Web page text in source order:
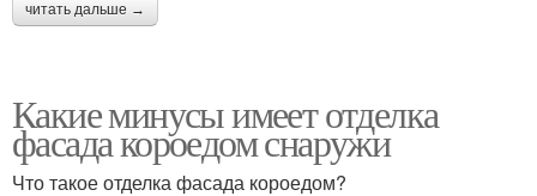
читать дальше →
Какие минусы имеет отделка
фасада короедом снаружи
Что такое отделка фасада короедом?